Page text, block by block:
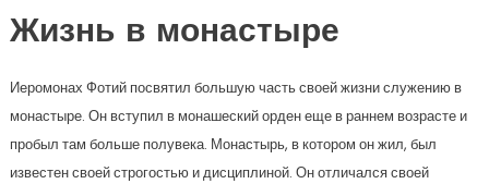
Жизнь в монастыре
Иеромонах Фотий посвятил большую часть своей жизни служению в
монастыре. Он вступил в монашеский орден еще в раннем возрасте и
пробыл там больше полувека. Монастырь, в котором он жил, был
известен своей строгостью и дисциплиной. Он отличался своей